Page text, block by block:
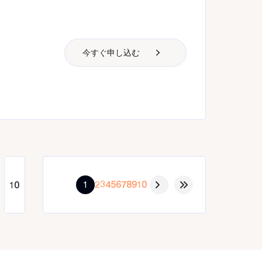
今すぐ申し込む
1 2345678910